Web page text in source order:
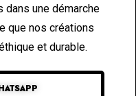
dans une démarche
que nos créations
et durable.